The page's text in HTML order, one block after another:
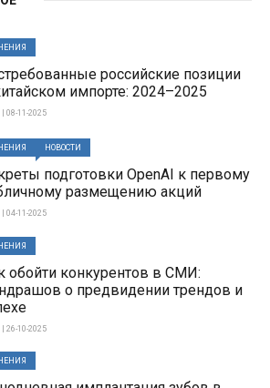
российские позиции
импорте: 2024–2025
| 08-11-2025
НОВОСТИ
подготовки OpenAI к первому
размещению акций
| 04-11-2025
обойти конкурентов в СМИ:
о предвидении трендов и
| 26-10-2025